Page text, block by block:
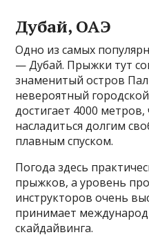
Дубай, ОАЭ
Одно из самых
— Дубай. Прыжки тут
знаменитый остров
невероятный
достигает 4000 метров,
насладиться долгим
плавным спуском.
Погода здесь
прыжков, а уровень
инструкторов очень
принимает
скайдайвинга.